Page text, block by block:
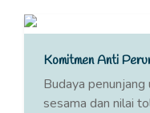
Komitmen Anti
Budaya
sesama dan nilai